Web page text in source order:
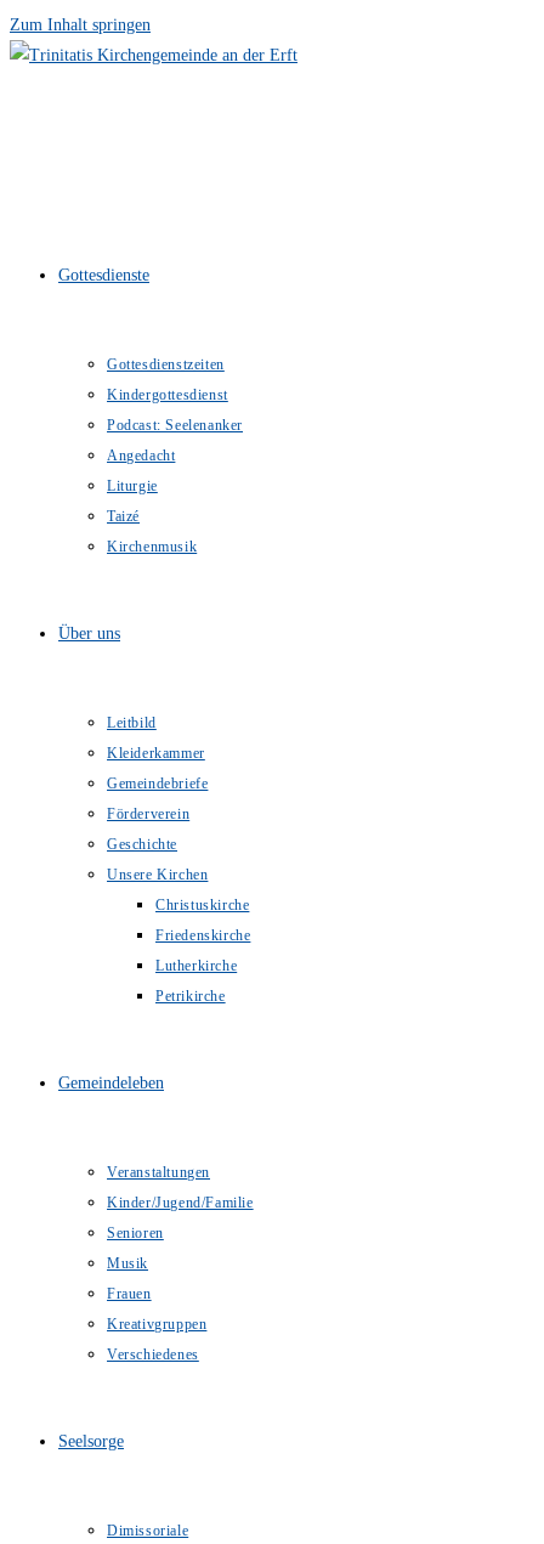
Zum Inhalt springen
Gottesdienste
Gottesdienstzeiten
Kindergottesdienst
Podcast: Seelenanker
Angedacht
Liturgie
Taizé
Kirchenmusik
Über uns
Leitbild
Kleiderkammer
Gemeindebriefe
Förderverein
Geschichte
Unsere Kirchen
Christuskirche
Friedenskirche
Lutherkirche
Petrikirche
Gemeindeleben
Veranstaltungen
Kinder/Jugend/Familie
Senioren
Musik
Frauen
Kreativgruppen
Verschiedenes
Seelsorge
Dimissoriale